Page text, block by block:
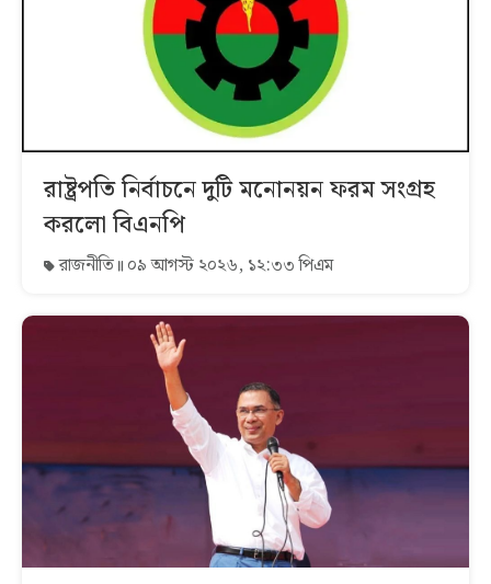
রাষ্ট্রপতি নির্বাচনে দুটি মনোনয়ন ফরম সংগ্রহ
করলো বিএনপি
রাজনীতি ০৯ আগস্ট ২০২৬, ১২:৩৩ পিএম